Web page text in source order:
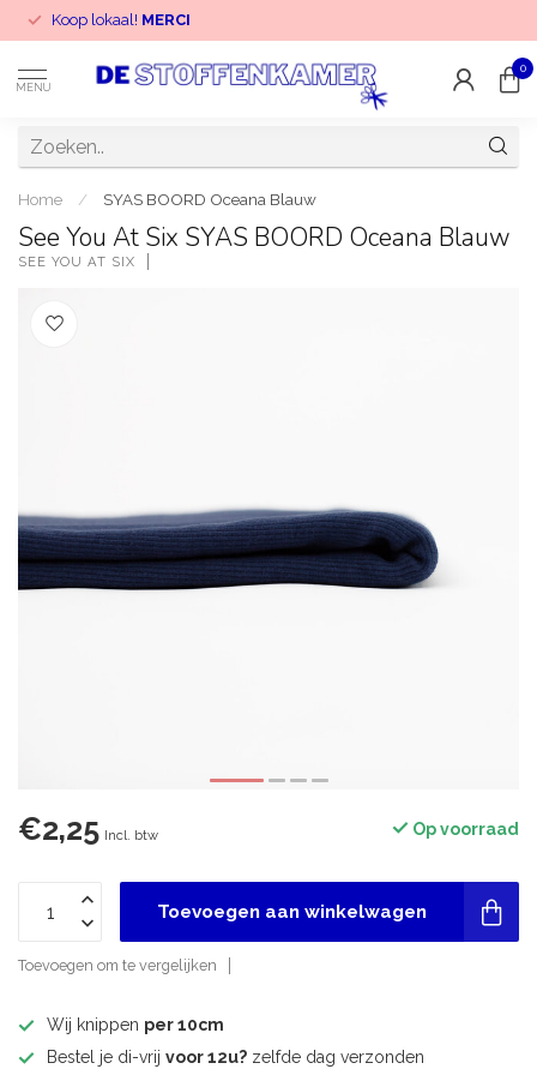
Koop lokaal! MERCI
MENU
0
Home / SYAS BOORD Oceana Blauw
See You At Six SYAS BOORD Oceana Blauw
SEE YOU AT SIX
€2,25 Incl. btw Op voorraad
Toevoegen aan winkelwagen
Toevoegen om te vergelijken
Wij knippen per 10cm
Bestel je di-vrij voor 12u? zelfde dag verzonden